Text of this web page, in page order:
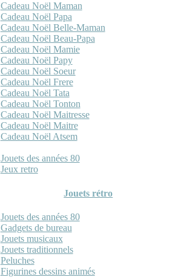
Cadeau Noël Maman
Cadeau Noël Papa
Cadeau Noël Belle-Maman
Cadeau Noël Beau-Papa
Cadeau Noël Mamie
Cadeau Noël Papy
Cadeau Noël Soeur
Cadeau Noël Frere
Cadeau Noël Tata
Cadeau Noël Tonton
Cadeau Noël Maitresse
Cadeau Noël Maitre
Cadeau Noël Atsem
Jouets des années 80
Jeux retro
Jouets rétro
Jouets des années 80
Gadgets de bureau
Jouets musicaux
Jouets traditionnels
Peluches
Figurines dessins animés